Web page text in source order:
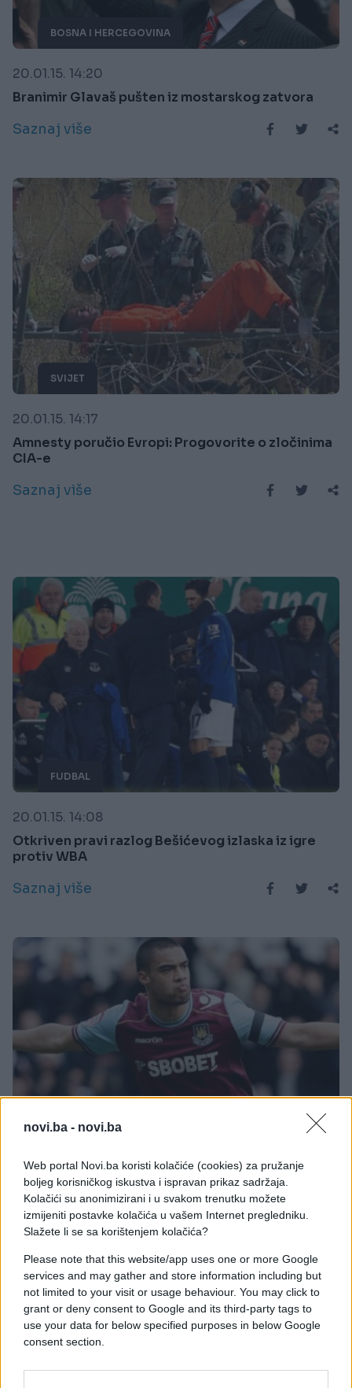
novi.ba - novi.ba
Web portal Novi.ba koristi kolačiće (cookies) za pružanje
boljeg korisničkog iskustva i ispravan prikaz sadržaja.
Kolačići su anonimizirani i u svakom trenutku možete
izmijeniti postavke kolačića u vašem Internet pregledniku.
Slažete li se sa korištenjem kolačića?
Please note that this website/app uses one or more Google
services and may gather and store information including but
not limited to your visit or usage behaviour. You may click to
grant or deny consent to Google and its third-party tags to
use your data for below specified purposes in below Google
consent section.
BOSNA I HERCEGOVINA
20.01.15. 14:20
Branimir Glavaš pušten iz mostarskog zatvora
Saznaj više
SVIJET
20.01.15. 14:17
Amnesty poručio Evropi: Progovorite o zločinima
CIA-e
Saznaj više
FUDBAL
20.01.15. 14:08
Otkriven pravi razlog Bešićevog izlaska iz igre
protiv WBA
Saznaj više
20.01.15. 14:06
Zvijezda West Hama zatražila transfer u sjeverni
London